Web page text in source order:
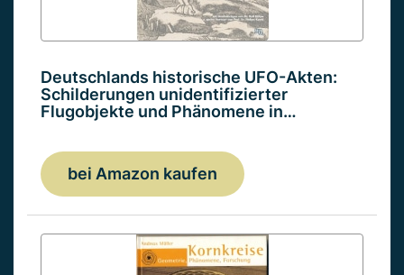
Deutschlands historische UFO-Akten:
Schilderungen unidentifizierter
Flugobjekte und Phänomene in…
bei Amazon kaufen